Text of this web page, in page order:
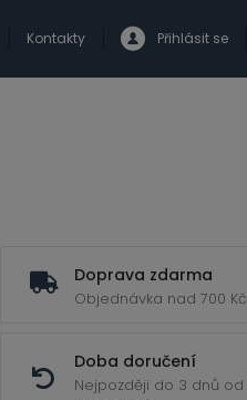
Kontakty Přihlásit se
Doprava zdarma
Objednávka nad 700 Kč
Doba doručení
Nejpozději do 3 dnů od